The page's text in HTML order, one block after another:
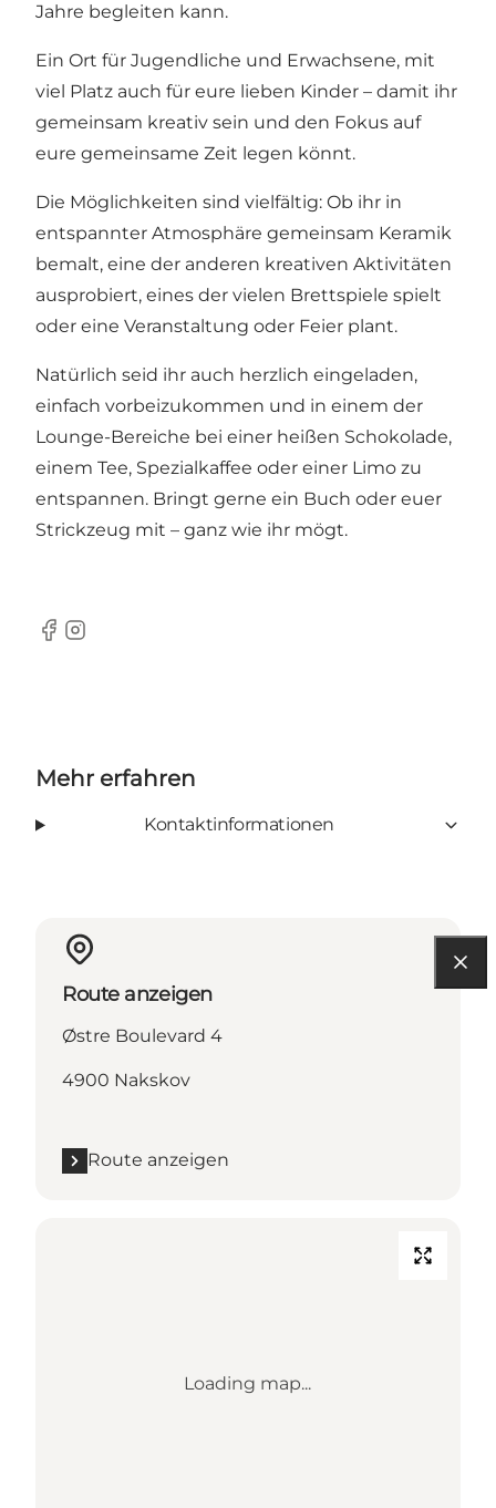
Jahre begleiten kann.
Ein Ort für Jugendliche und Erwachsene, mit
viel Platz auch für eure lieben Kinder – damit ihr
gemeinsam kreativ sein und den Fokus auf
eure gemeinsame Zeit legen könnt.
Die Möglichkeiten sind vielfältig: Ob ihr in
entspannter Atmosphäre gemeinsam Keramik
bemalt, eine der anderen kreativen Aktivitäten
ausprobiert, eines der vielen Brettspiele spielt
oder eine Veranstaltung oder Feier plant.
Natürlich seid ihr auch herzlich eingeladen,
einfach vorbeizukommen und in einem der
Lounge-Bereiche bei einer heißen Schokolade,
einem Tee, Spezialkaffee oder einer Limo zu
entspannen. Bringt gerne ein Buch oder euer
Strickzeug mit – ganz wie ihr mögt.
Facebook
Instagram
Mehr erfahren
Kontaktinformationen
Route anzeigen
Østre Boulevard 4
4900 Nakskov
Route anzeigen
Loading map...